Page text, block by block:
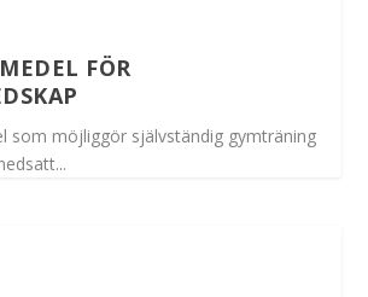
FÖR
som möjliggör självständig gymträning